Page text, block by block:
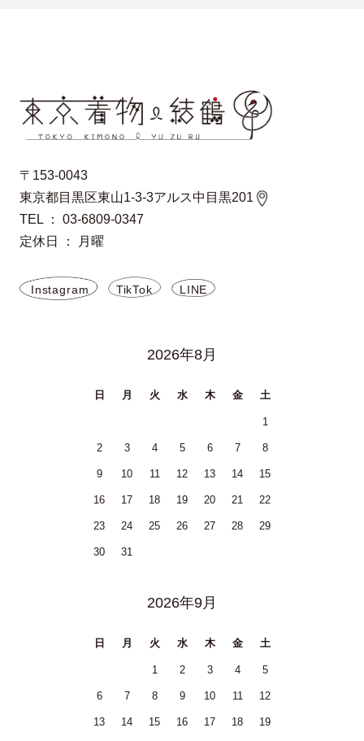
〒153-0043
東京都目黒区東山1-3-3アルス中目黒201
TEL ： 03-6809-0347
定休日 ： 月曜
Instagram TikTok LINE
2026年8月
日 月 火 水 木 金 土
1
2 3 4 5 6 7 8
9 10 11 12 13 14 15
16 17 18 19 20 21 22
23 24 25 26 27 28 29
30 31
2026年9月
日 月 火 水 木 金 土
1 2 3 4 5
6 7 8 9 10 11 12
13 14 15 16 17 18 19